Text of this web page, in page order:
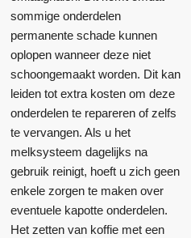
sommige onderdelen
permanente schade kunnen
oplopen wanneer deze niet
schoongemaakt worden. Dit kan
leiden tot extra kosten om deze
onderdelen te repareren of zelfs
te vervangen. Als u het
melksysteem dagelijks na
gebruik reinigt, hoeft u zich geen
enkele zorgen te maken over
eventuele kapotte onderdelen.
Het zetten van koffie met een